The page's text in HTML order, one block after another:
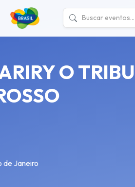
O
de Janeiro